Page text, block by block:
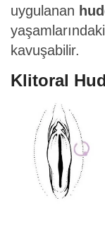
uygulanan
kavuşabilir.
Klitoral